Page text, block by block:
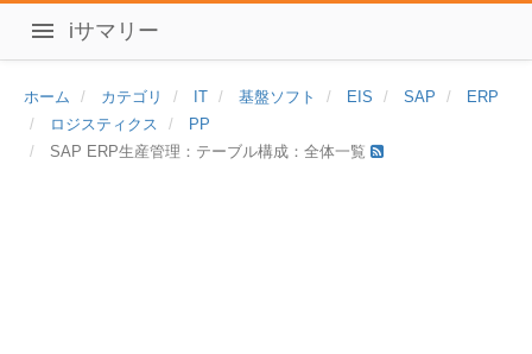
iサマリー
ホーム カテゴリ IT 基盤ソフト EIS SAP
ERP
ロジスティクス
PP
SAP ERP生産管理：テーブル構成：全体一覧